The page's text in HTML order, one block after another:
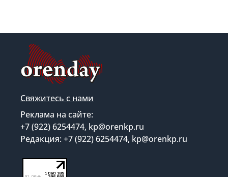
Свяжитесь с нами
Реклама на сайте:
+7 (922) 6254474, kp@orenkp.ru
Редакция: +7 (922) 6254474, kp@orenkp.ru